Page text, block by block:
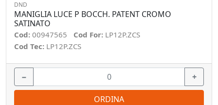
DND
MANIGLIA LUCE P BOCCH. PATENT CROMO
SATINATO
Cod: 00947565 Cod For: LP12P.ZCS
Cod Tec: LP12P.ZCS
− +
ORDINA